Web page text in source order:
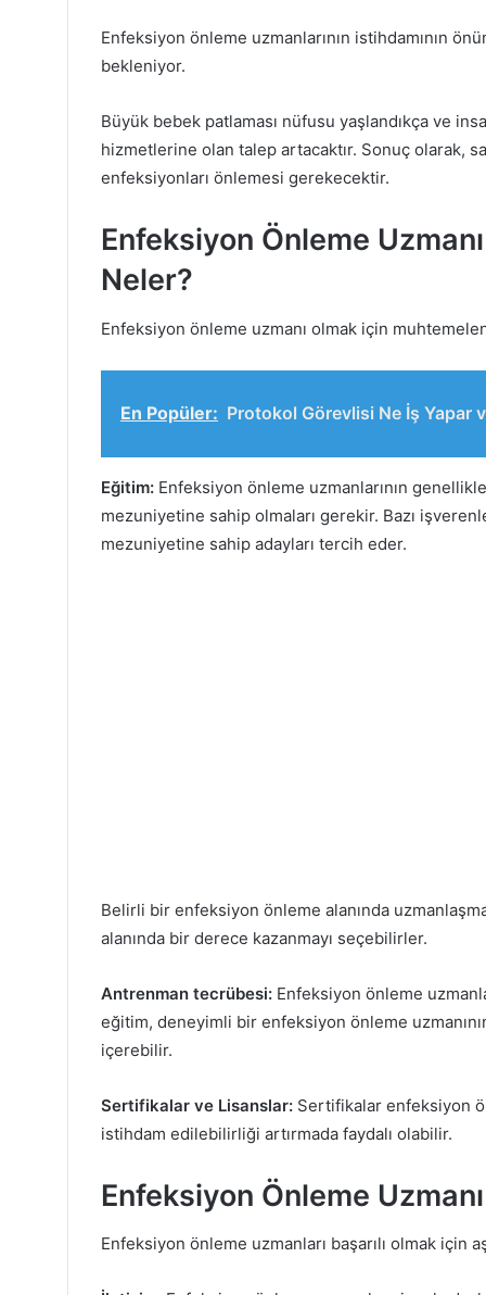
Enfeksiyon önleme uzmanlarının istihdamının
bekleniyor.
Büyük bebek patlaması nüfusu yaşlandıkça ve
hizmetlerine olan talep artacaktır. Sonuç olarak,
enfeksiyonları önlemesi gerekecektir.
Enfeksiyon Önleme
Neler?
Enfeksiyon önleme uzmanı olmak için
En Popüler: Protokol Görevlisi Ne İş Yapar
Eğitim: Enfeksiyon önleme uzmanlarının
mezuniyetine sahip olmaları gerekir. Bazı
mezuniyetine sahip adayları tercih eder.
Belirli bir enfeksiyon önleme alanında
alanında bir derece kazanmayı seçebilirler.
Antrenman tecrübesi: Enfeksiyon önleme
eğitim, deneyimli bir enfeksiyon önleme
içerebilir.
Sertifikalar ve Lisanslar: Sertifikalar enfeksiyon
istihdam edilebilirliği artırmada faydalı olabilir.
Enfeksiyon Önleme
Enfeksiyon önleme uzmanları başarılı olmak için